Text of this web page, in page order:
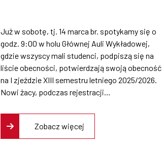
Dziecięcej
Politechniki
Świętokrzyskiej
Już w sobotę, tj. 14 marca br. spotykamy się o
godz. 9:00 w holu Głównej Auli Wykładowej,
gdzie wszyscy mali studenci, podpiszą się na
liście obecności, potwierdzają swoją obecność
na I zjeździe XIII semestru letniego 2025/2026.
Nowi żacy, podczas rejestracji…
Zobacz więcej